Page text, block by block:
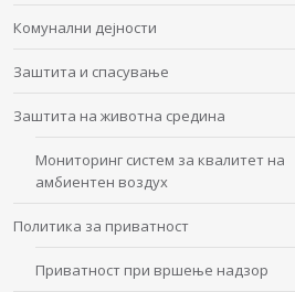
Комунални дејности
Заштита и спасување
Заштита на животна средина
Мониторинг систем за квалитет на
амбиентен воздух
Политика за приватност
Приватност при вршење надзор